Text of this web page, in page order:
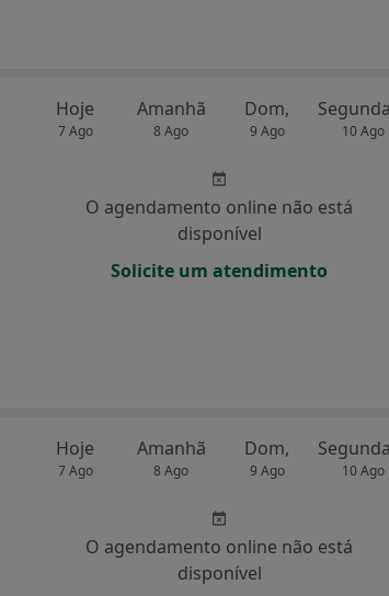
Hoje
7 Ago
Amanhã
8 Ago
Dom,
9 Ago 10 Ago
O agendamento online não está
disponível
Solicite um atendimento
Hoje
7 Ago
Amanhã
8 Ago
Dom,
9 Ago 10 Ago
O agendamento online não está
disponível